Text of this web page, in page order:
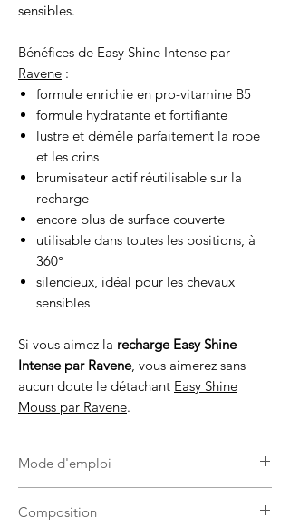
sensibles.
Bénéfices de Easy Shine Intense par
Ravene :
formule enrichie en pro-vitamine B5
formule hydratante et fortifiante
lustre et démêle parfaitement la robe
et les crins
brumisateur actif réutilisable sur la
recharge
encore plus de surface couverte
utilisable dans toutes les positions, à
360°
silencieux, idéal pour les chevaux
sensibles
Si vous aimez la recharge Easy Shine
Intense par Ravene, vous aimerez sans
aucun doute le détachant Easy Shine
Mouss par Ravene.
Mode d'emploi
humide, puis laisser sécher avant de
Composition